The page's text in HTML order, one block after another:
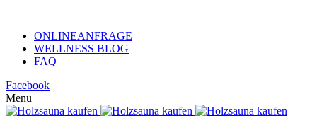
ONLINEANFRAGE
WELLNESS BLOG
FAQ
Facebook
Menu